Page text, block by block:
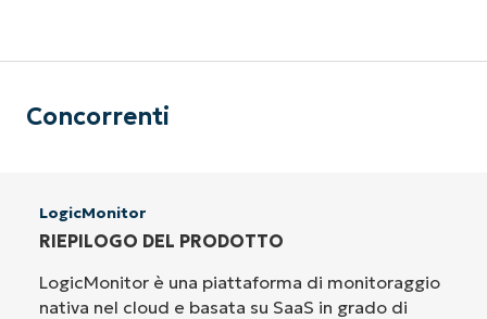
Concorrenti
LogicMonitor
RIEPILOGO DEL PRODOTTO
LogicMonitor è una piattaforma di monitoraggio
nativa nel cloud e basata su SaaS in grado di